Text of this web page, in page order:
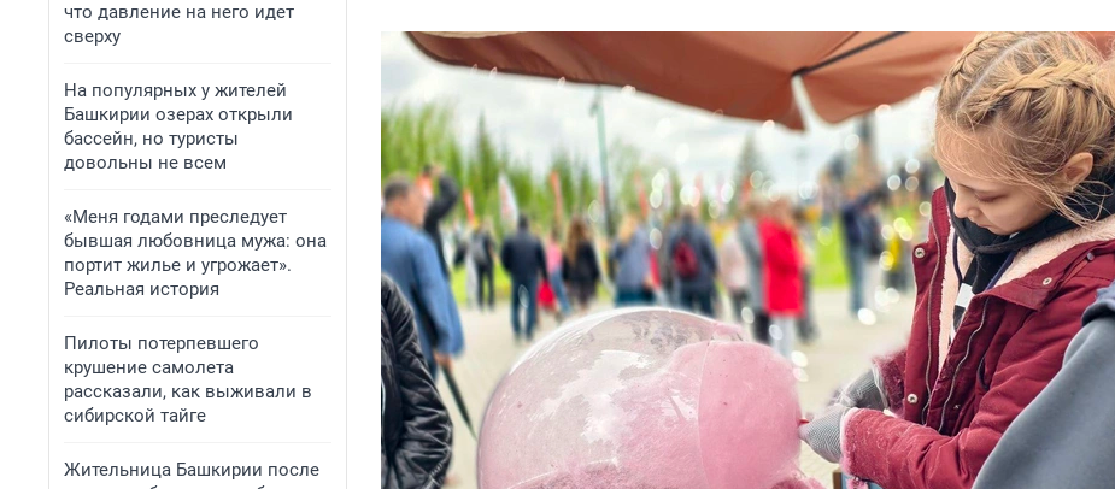
что давление на него идет
сверху
На популярных у жителей
Башкирии озерах открыли
бассейн, но туристы
довольны не всем
«Меня годами преследует
бывшая любовница мужа: она
портит жилье и угрожает».
Реальная история
Пилоты потерпевшего
крушение самолета
рассказали, как выживали в
сибирской тайге
Жительница Башкирии после